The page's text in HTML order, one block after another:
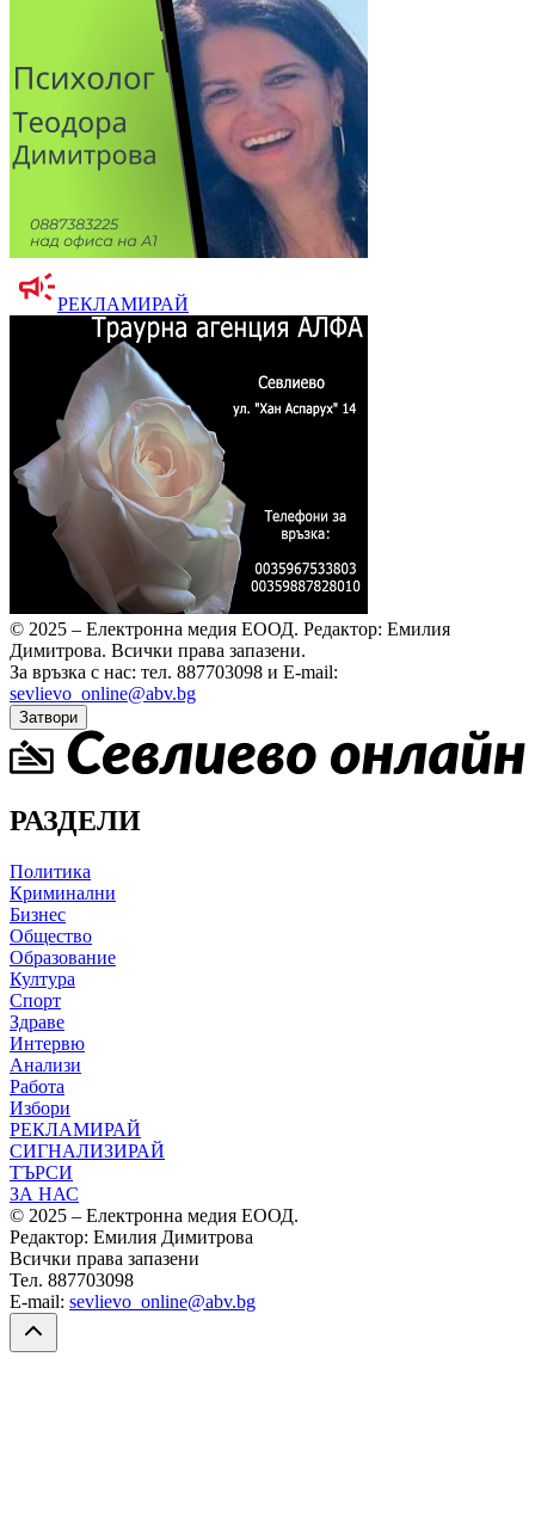
РЕКЛАМИРАЙ
© 2025 – Електронна медия ЕООД. Редактор: Емилия
Димитрова. Всички права запазени.
За връзка с нас: тел. 887703098 и E-mail:
sevlievo_online@abv.bg
Затвори
РАЗДЕЛИ
Политика
Криминални
Бизнес
Общество
Образование
Култура
Спорт
Здраве
Интервю
Анализи
Работа
Избори
РЕКЛАМИРАЙ
СИГНАЛИЗИРАЙ
ТЪРСИ
ЗА НАС
© 2025 – Електронна медия ЕООД.
Редактор: Емилия Димитрова
Всички права запазени
Тел. 887703098
E-mail: sevlievo_online@abv.bg